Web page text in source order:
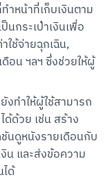
ำหน้าที่เก็บเงินตาม
นกระเป๋าเงินเพื่อ
ใช้จ่ายฉุกเฉิน,
อน ฯลฯ ซึ่งช่วยให้ผู้
ยังทำให้ผู้ใช้สามารถ
ด้วย เช่น สร้าง
นดูหนังรายเดือนกับ
น และส่งข้อความ
ด้